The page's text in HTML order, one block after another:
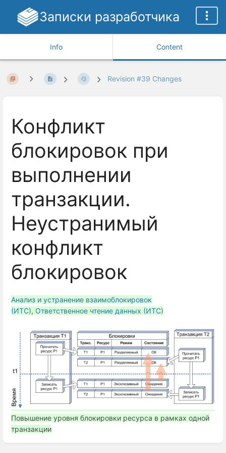
Записки разработчика
Info Content
Revision #39 Changes
Конфликт
блокировок при
выполнении
транзакции.
Неустранимый
конфликт
блокировок
Анализ и устранение взаимоблокировок
(ИТС), Ответственное чтение данных (ИТС)
Повышение уровня блокировки ресурса в рамках одной
транзакции